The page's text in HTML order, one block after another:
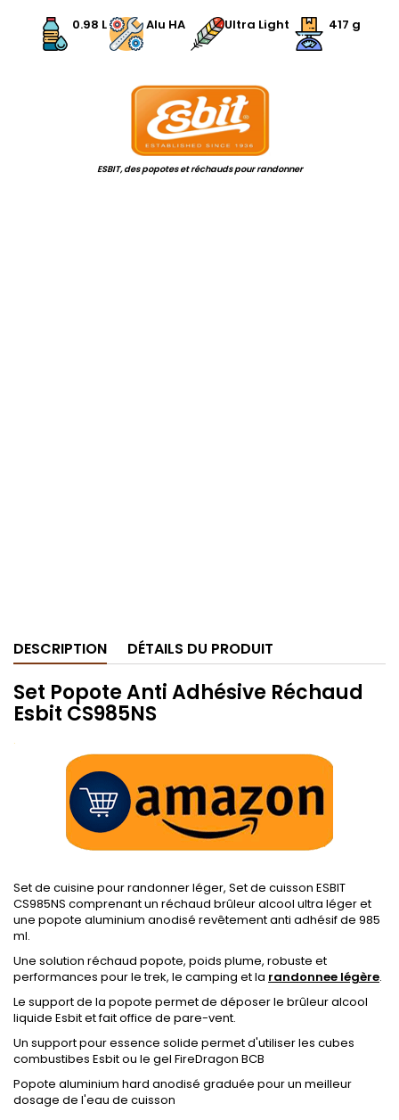
0.98 L
Alu HA Ultra Light 417 g
ESBIT, des popotes et réchauds pour randonner
DESCRIPTION DÉTAILS DU PRODUIT
Set Popote Anti Adhésive Réchaud
Esbit CS985NS
.
Set de cuisine pour randonner léger, Set de cuisson ESBIT
CS985NS comprenant un réchaud brûleur alcool ultra léger et
une popote aluminium anodisé revêtement anti adhésif de 985
ml.
Une solution réchaud popote, poids plume, robuste et
performances pour le trek, le camping et la randonnee légère.
Le support de la popote permet de déposer le brûleur alcool
liquide Esbit et fait office de pare-vent.
Un support pour essence solide permet d'utiliser les cubes
combustibes Esbit ou le gel FireDragon BCB
Popote aluminium hard anodisé graduée pour un meilleur
dosage de l'eau de cuisson